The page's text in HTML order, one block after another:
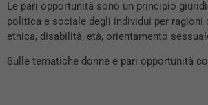
Le pari opportunità sono un principio
politica e sociale degli individui per ragioni
etnica, disabilità, età, orientamento
Sulle tematiche donne e pari opportunità